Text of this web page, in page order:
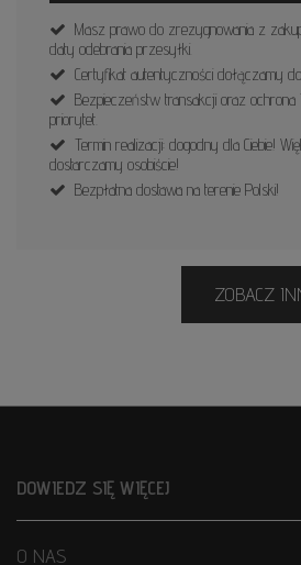
Masz prawo do zrezygnowania z
daty odebrania przesyłki.
Certyfikat autentyczności dołączamy
Bezpieczeństw transakcji oraz
priorytet.
Termin realizacji: dogodny dla Ciebie!
dostarczamy osobiście!
Bezpłatna dostawa na terenie Polski!
ZOBACZ
DOWIEDZ SIĘ WIĘCEJ
O NAS